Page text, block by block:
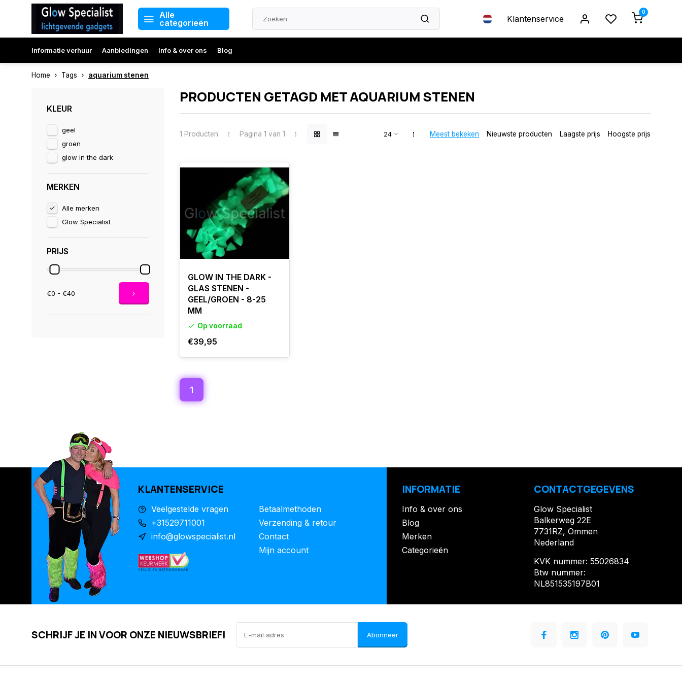
Alle
categorieën
Klantenservice
0
Informatie verhuur Aanbiedingen Info & over ons Blog
Home Tags aquarium stenen
KLEUR
geel
groen
glow in the dark
MERKEN
Alle merken
Glow Specialist
PRIJS
€0 - €40
PRODUCTEN GETAGD MET AQUARIUM STENEN
1 Producten Pagina 1 van 1 Meest bekeken Nieuwste producten Laagste prijs Hoogste prijs
GLOW IN THE DARK -
GLAS STENEN -
GEEL/GROEN - 8-25
MM
Op voorraad
€39,95
1
KLANTENSERVICE
Veelgestelde vragen
+31529711001
info@glowspecialist.nl
Betaalmethoden
Verzending & retour
Contact
Mijn account
INFORMATIE
Info & over ons
Blog
Merken
Categorieën
CONTACTGEGEVENS
Glow Specialist
Balkerweg 22E
7731RZ, Ommen
Nederland
KVK nummer: 55026834
Btw nummer:
NL851535197B01
SCHRIJF JE IN VOOR ONZE NIEUWSBRIEF! Abonneer